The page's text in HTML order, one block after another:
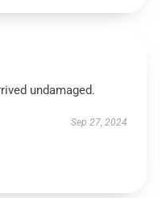
undamaged.
Sep 27, 2024